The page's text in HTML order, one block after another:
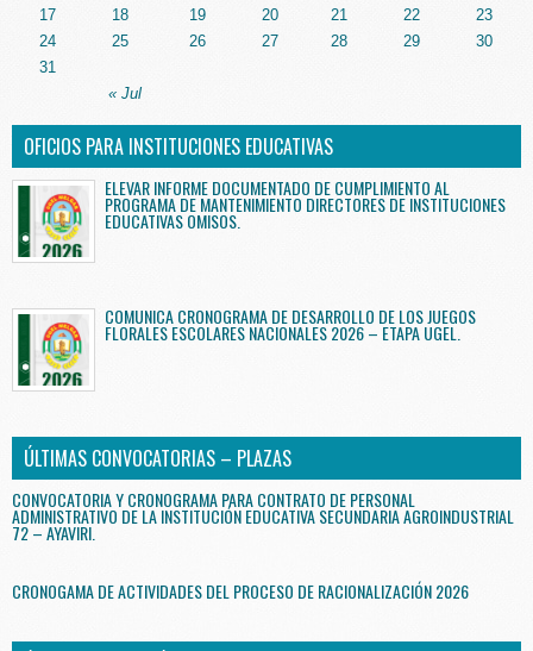
« Jul
17
18 19 20 21 22
23
24
25 26 27 28 29
30
31
OFICIOS PARA INSTITUCIONES EDUCATIVAS
ELEVAR INFORME DOCUMENTADO DE CUMPLIMIENTO AL
PROGRAMA DE MANTENIMIENTO DIRECTORES DE INSTITUCIONES
EDUCATIVAS OMISOS.
COMUNICA CRONOGRAMA DE DESARROLLO DE LOS JUEGOS
FLORALES ESCOLARES NACIONALES 2026 – ETAPA UGEL.
ÚLTIMAS CONVOCATORIAS – PLAZAS
CONVOCATORIA Y CRONOGRAMA PARA CONTRATO DE PERSONAL
ADMINISTRATIVO DE LA INSTITUCIÓN EDUCATIVA SECUNDARIA AGROINDUSTRIAL
72 – AYAVIRI.
CRONOGAMA DE ACTIVIDADES DEL PROCESO DE RACIONALIZACIÓN 2026